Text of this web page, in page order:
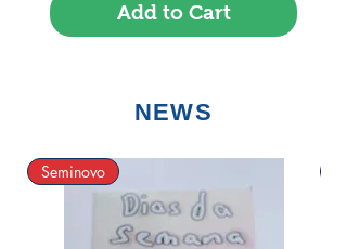
Add to Cart
NEWS
Seminovo